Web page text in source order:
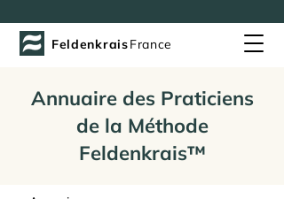
FeldenkraisFrance
Annuaire des Praticiens
de la Méthode
Feldenkrais™